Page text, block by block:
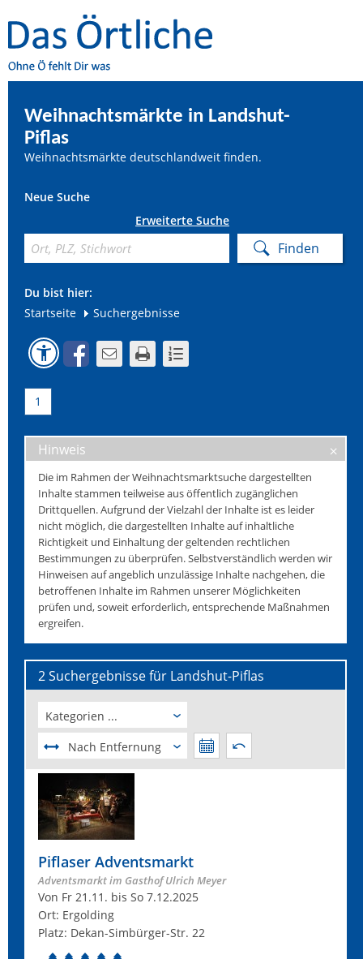
Weihnachtsmärkte in Landshut-
Piflas
Weihnachtsmärkte deutschlandweit finden.
Neue Suche
Erweiterte Suche
Du bist hier:
Startseite
Suchergebnisse
1
Hinweis
Die im Rahmen der Weihnachtsmarktsuche dargestellten
Inhalte stammen teilweise aus öffentlich zugänglichen
Drittquellen. Aufgrund der Vielzahl der Inhalte ist es leider
nicht möglich, die dargestellten Inhalte auf inhaltliche
Richtigkeit und Einhaltung der geltenden rechtlichen
Bestimmungen zu überprüfen. Selbstverständlich werden wir
Hinweisen auf angeblich unzulässige Inhalte nachgehen, die
betroffenen Inhalte im Rahmen unserer Möglichkeiten
prüfen und, soweit erforderlich, entsprechende Maßnahmen
ergreifen.
2 Suchergebnisse für Landshut-Piflas
Kategorien ...
Nach Entfernung
Piflaser Adventsmarkt
Adventsmarkt im Gasthof Ulrich Meyer
Von Fr 21.11. bis So 7.12.2025
Ort: Ergolding
Platz: Dekan-Simbürger-Str. 22